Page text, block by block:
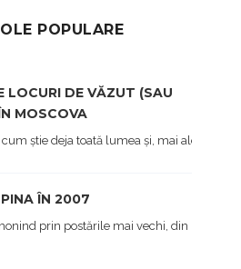
POPULARE
LOCURI DE VĂZUT (SAU
MOSCOVA
știe deja toată lumea și, mai ales cei
ÎN 2007
prin postările mai vechi, din prima